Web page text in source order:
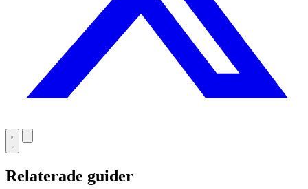
Relaterade guider